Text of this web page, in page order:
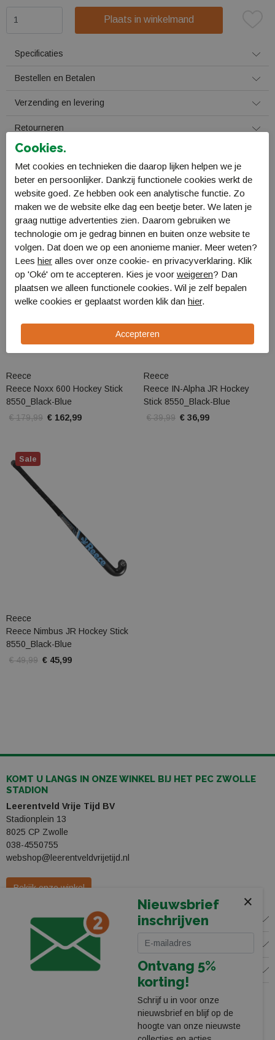
Plaats in winkelmand
Specificaties
Bestellen en Betalen
Verzending en levering
Retourneren
Gerelateerde producten
Reece
Reece Noxx 600 Hockey Stick
8550_Black-Blue
€ 179,99 € 162,99
Reece
Reece IN-Alpha JR Hockey
Stick 8550_Black-Blue
€ 39,99 € 36,99
Reece
Reece Nimbus JR Hockey Stick
8550_Black-Blue
€ 49,99 € 45,99
Sale
KOMT U LANGS IN ONZE WINKEL BIJ HET PEC ZWOLLE
STADION
Leerentveld Vrije Tijd BV
Stadionplein 13
8025 CP Zwolle
038-4550755
webshop@leerentveldvrijetijd.nl
Bekijk onze winkel
WINKEL
KLANTENSERVICE
VOLG ONS
×
Nieuwsbrief
inschrijven
Ontvang 5%
korting!
Schrijf u in voor onze
nieuwsbrief en blijf op de
hoogte van onze nieuwste
Cookies.
Met cookies en technieken die daarop lijken helpen we je
beter en persoonlijker. Dankzij functionele cookies werkt de
website goed. Ze hebben ook een analytische functie. Zo
maken we de website elke dag een beetje beter. We laten je
graag nuttige advertenties zien. Daarom gebruiken we
technologie om je gedrag binnen en buiten onze website te
volgen. Dat doen we op een anonieme manier. Meer weten?
Lees hier alles over onze cookie- en privacyverklaring. Klik
op 'Oké' om te accepteren. Kies je voor weigeren? Dan
plaatsen we alleen functionele cookies. Wil je zelf bepalen
welke cookies er geplaatst worden klik dan hier.